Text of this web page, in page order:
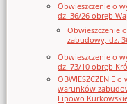
Obwieszczenie o
dz. 36/26 obręb
Obwieszczenie
zabudowy, dz.
Obwieszczenie o
dz. 73/10 obręb
OBWIESZCZENIE
warunków
Lipowo